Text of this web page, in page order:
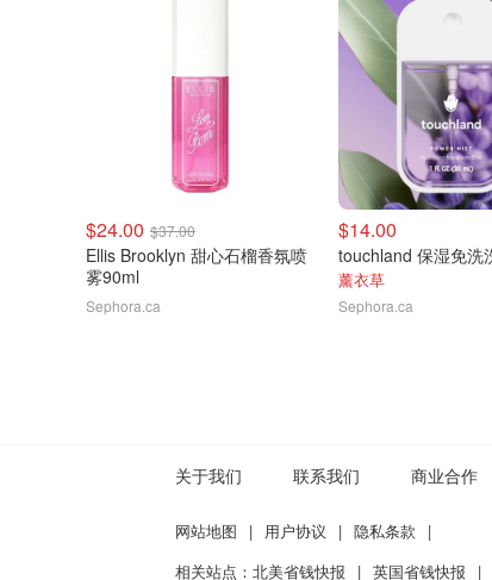
$24.00 $37.00
Ellis Brooklyn 甜心石榴香氛喷
雾90ml
Sephora.ca
$14.00
薰衣草
Sephora.ca
关于我们 联系我们 商业合作
网站地图 | 用户协议 | 隐私条款
|
相关站点： 北美省钱快报 | 英国省钱快报 |